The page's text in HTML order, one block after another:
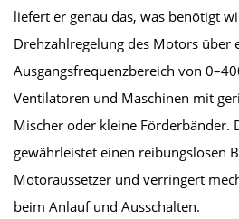
liefert er genau das, was benötigt
Drehzahlregelung des Motors über
Ausgangsfrequenzbereich von
Ventilatoren und Maschinen mit
Mischer oder kleine Förderbänder.
gewährleistet einen reibungslosen
Motoraussetzer und verringert
beim Anlauf und Ausschalten.